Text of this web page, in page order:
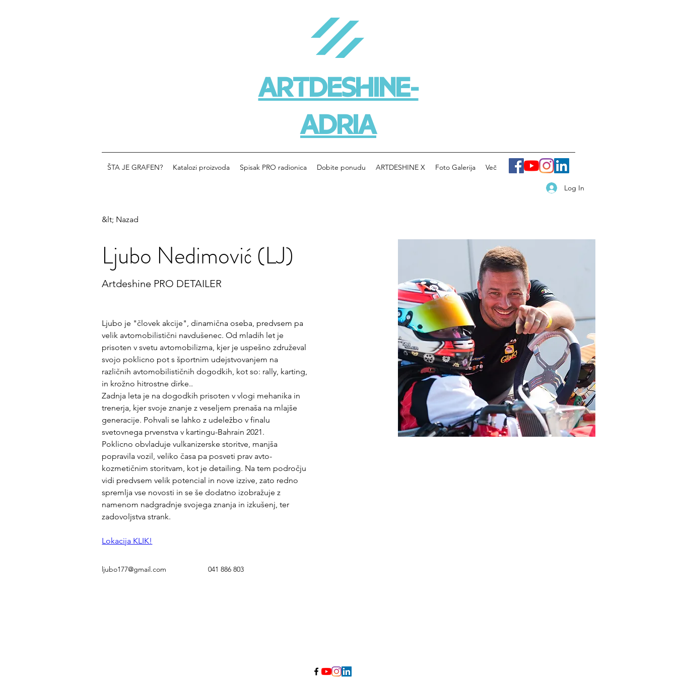
ARTDESHINE-
ADRIA
ŠTA JE GRAFEN? Katalozi proizvoda Spisak PRO radionica Dobite ponudu ARTDESHINE X Foto Galerija Več
Log In
&lt; Nazad
Ljubo Nedimović (LJ)
Artdeshine PRO DETAILER
Ljubo je "človek akcije", dinamična oseba, predvsem pa
velik avtomobilistični navdušenec. Od mladih let je
prisoten v svetu avtomobilizma, kjer je uspešno združeval
svojo poklicno pot s športnim udejstvovanjem na
različnih avtomobilističnih dogodkih, kot so: rally, karting,
in krožno hitrostne dirke..
Zadnja leta je na dogodkih prisoten v vlogi mehanika in
trenerja, kjer svoje znanje z veseljem prenaša na mlajše
generacije. Pohvali se lahko z udeležbo v finalu
svetovnega prvenstva v kartingu-Bahrain 2021.
Poklicno obvladuje vulkanizerske storitve, manjša
popravila vozil, veliko časa pa posveti prav avto-
kozmetičnim storitvam, kot je detailing. Na tem področju
vidi predvsem velik potencial in nove izzive, zato redno
spremlja vse novosti in se še dodatno izobražuje z
namenom nadgradnje svojega znanja in izkušenj, ter
zadovoljstva strank.
Lokacija KLIK!
ljubo177@gmail.com 041 886 803